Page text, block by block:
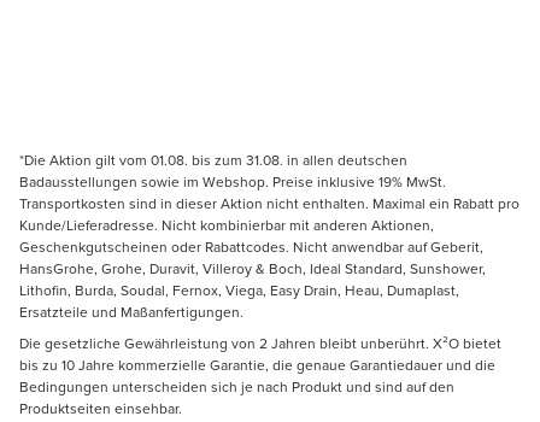
*Die Aktion gilt vom 01.08. bis zum 31.08. in allen deutschen
Badausstellungen sowie im Webshop. Preise inklusive 19% MwSt.
Transportkosten sind in dieser Aktion nicht enthalten. Maximal ein Rabatt pro
Kunde/Lieferadresse. Nicht kombinierbar mit anderen Aktionen,
Geschenkgutscheinen oder Rabattcodes. Nicht anwendbar auf Geberit,
HansGrohe, Grohe, Duravit, Villeroy & Boch, Ideal Standard, Sunshower,
Lithofin, Burda, Soudal, Fernox, Viega, Easy Drain, Heau, Dumaplast,
Ersatzteile und Maßanfertigungen.
Die gesetzliche Gewährleistung von 2 Jahren bleibt unberührt. X²O bietet
bis zu 10 Jahre kommerzielle Garantie, die genaue Garantiedauer und die
Bedingungen unterscheiden sich je nach Produkt und sind auf den
Produktseiten einsehbar.